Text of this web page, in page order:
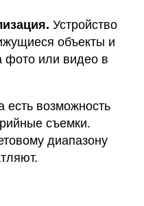
Устройство
объекты и
фото или видео в
есть возможность
съемки.
диапазону